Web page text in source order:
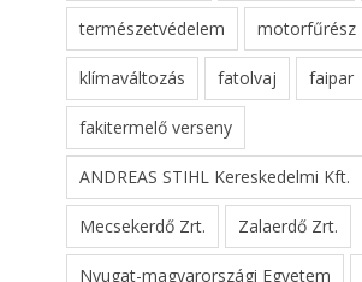
természetvédelem motorfűrész
klímaváltozás fatolvaj faipar
fakitermelő verseny
ANDREAS STIHL Kereskedelmi Kft.
Mecsekerdő Zrt. Zalaerdő Zrt.
Nyugat-magyarországi Egyetem